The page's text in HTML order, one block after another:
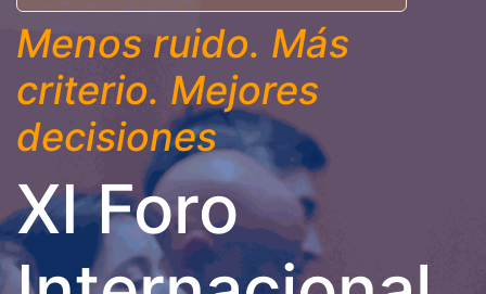
Menos ruido. Más
criterio. Mejores
decisiones
XI Foro